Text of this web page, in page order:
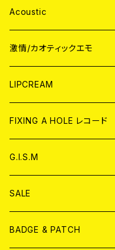
Acoustic
JAPAN
CD
ANALOG
WORLD
CD
ANALOG
激情/カオティックエモ
JAPAN
CD
ANALOG
WORLD
CD
ANALOG
LIPCREAM
CD
アナログ
DVD
T-shirt & WEAR
FIXING A HOLE レコード
G.I.S.M
CD
ANALOG
SALE
BADGE & PATCH